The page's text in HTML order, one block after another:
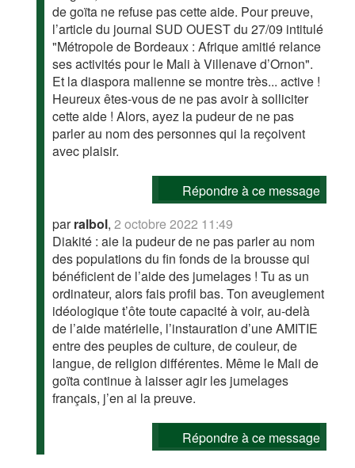
de goïta ne refuse pas cette aide. Pour preuve,
l’article du journal SUD OUEST du 27/09 intitulé
"Métropole de Bordeaux : Afrique amitié relance
ses activités pour le Mali à Villenave d’Ornon".
Et la diaspora malienne se montre très... active !
Heureux êtes-vous de ne pas avoir à solliciter
cette aide ! Alors, ayez la pudeur de ne pas
parler au nom des personnes qui la reçoivent
avec plaisir.
Répondre à ce message
parralbol,2 octobre 2022 11:49
Diakité : aie la pudeur de ne pas parler au nom
des populations du fin fonds de la brousse qui
bénéficient de l’aide des jumelages ! Tu as un
ordinateur, alors fais profil bas. Ton aveuglement
idéologique t’ôte toute capacité à voir, au-delà
de l’aide matérielle, l’instauration d’une AMITIE
entre des peuples de culture, de couleur, de
langue, de religion différentes. Même le Mali de
goïta continue à laisser agir les jumelages
français, j’en ai la preuve.
Répondre à ce message